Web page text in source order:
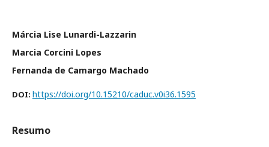
Márcia Lise Lunardi-Lazzarin
Marcia Corcini Lopes
Fernanda de Camargo Machado
DOI: https://doi.org/10.15210/caduc.v0i36.1595
Resumo